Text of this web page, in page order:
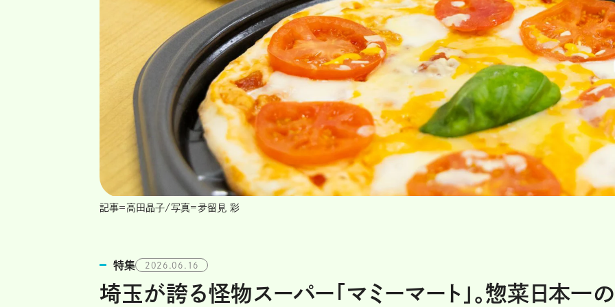
記事＝高田晶子/写真=夛留見 彩
特集 2026.06.16
埼玉が誇る怪物スーパー「マミーマート」。惣菜日本一の